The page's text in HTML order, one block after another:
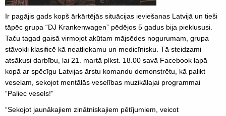
Ir pagājis gads kopš ārkārtējās situācijas ieviešanas Latvijā un tieši
tāpēc grupa “DJ Krankenwagen” pēdējos 5 gadus bija pieklususi.
Taču tagad gaisā virmojot akūtam mājsēdes nogurumam, grupa
stāvokli klasificē kā neatliekamu un medicīnisku. Tā steidzami
atsākusi darbību, lai 21. martā plkst. 18.00 savā Facebook lapā
kopā ar spēcīgu Latvijas ārstu komandu demonstrētu, kā palikt
veselam, sekojot mentālās veselības muzikālajai programmai
“Paliec vesels!”
“Sekojot jaunākajiem zinātniskajiem pētījumiem, veicot